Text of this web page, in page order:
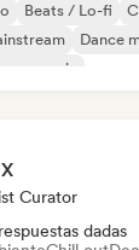
Beats / Lo-fi
Dance
music
Curator
dadas